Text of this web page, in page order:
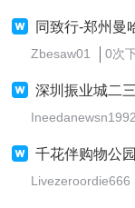
同致行-郑州曼
Zbesaw01 0次
深圳振业城二三
Ineedanewsn1992
千花伴购物公
Livezeroordie666